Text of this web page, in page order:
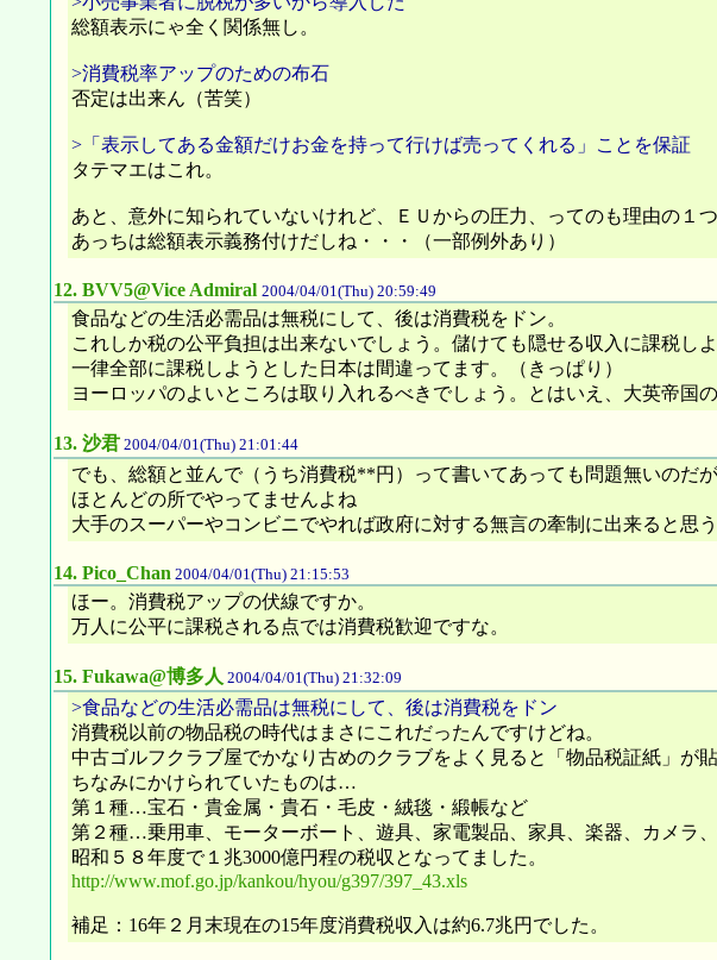
総額表示にゃ全く関係無し。
>消費税率アップのための布石
否定は出来ん（苦笑）
>「表示してある金額だけお金を持って行けば売ってくれる」ことを保証
タテマエはこれ。
あと、意外に知られていないけれど、ＥＵからの圧力、ってのも理由の１つ
あっちは総額表示義務付けだしね・・・（一部例外あり）
12.BVV5@Vice Admiral 2004/04/01(Thu) 20:59:49
食品などの生活必需品は無税にして、後は消費税をドン。
これしか税の公平負担は出来ないでしょう。儲けても隠せる収入に課税し
一律全部に課税しようとした日本は間違ってます。（きっぱり）
ヨーロッパのよいところは取り入れるべきでしょう。とはいえ、大英帝国
13.沙君 2004/04/01(Thu) 21:01:44
でも、総額と並んで（うち消費税**円）って書いてあっても問題無いのだが
ほとんどの所でやってませんよね
大手のスーパーやコンビニでやれば政府に対する無言の牽制に出来ると思
14. Pico_Chan 2004/04/01(Thu) 21:15:53
ほー。消費税アップの伏線ですか。
万人に公平に課税される点では消費税歓迎ですな。
15.Fukawa@博多人 2004/04/01(Thu) 21:32:09
>食品などの生活必需品は無税にして、後は消費税をドン
消費税以前の物品税の時代はまさにこれだったんですけどね。
中古ゴルフクラブ屋でかなり古めのクラブをよく見ると「物品税証紙」が
ちなみにかけられていたものは…
第１種…宝石・貴金属・貴石・毛皮・絨毯・緞帳など
第２種…乗用車、モーターボート、遊具、家電製品、家具、楽器、カメラ
昭和５８年度で１兆3000億円程の税収となってました。
http://www.mof.go.jp/kankou/hyou/g397/397_43.xls
補足：16年２月末現在の15年度消費税収入は約6.7兆円でした。